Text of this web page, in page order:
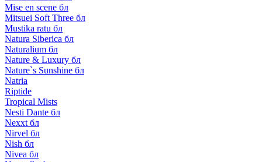
Mise en scene бл
Mitsuei Soft Three бл
Mustika ratu бл
Natura Siberica бл
Naturalium бл
Nature & Luxury бл
Nature`s Sunshine бл
Natria
Riptide
Tropical Mists
Nesti Dante бл
Nexxt бл
Nirvel бл
Nish бл
Nivea бл